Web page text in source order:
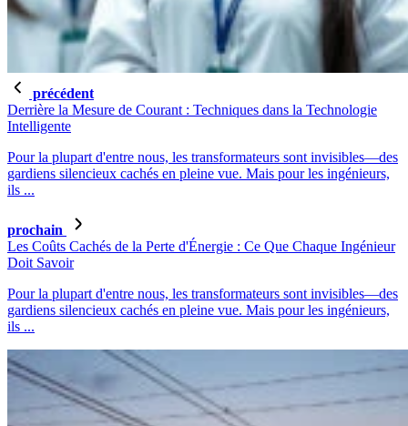
précédent
Derrière la Mesure de Courant : Techniques dans la Technologie
Intelligente
Pour la plupart d'entre nous, les transformateurs sont invisibles—des
gardiens silencieux cachés en pleine vue. Mais pour les ingénieurs,
ils ...
prochain
Les Coûts Cachés de la Perte d'Énergie : Ce Que Chaque Ingénieur
Doit Savoir
Pour la plupart d'entre nous, les transformateurs sont invisibles—des
gardiens silencieux cachés en pleine vue. Mais pour les ingénieurs,
ils ...